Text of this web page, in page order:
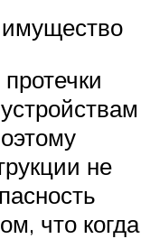
не
что когда